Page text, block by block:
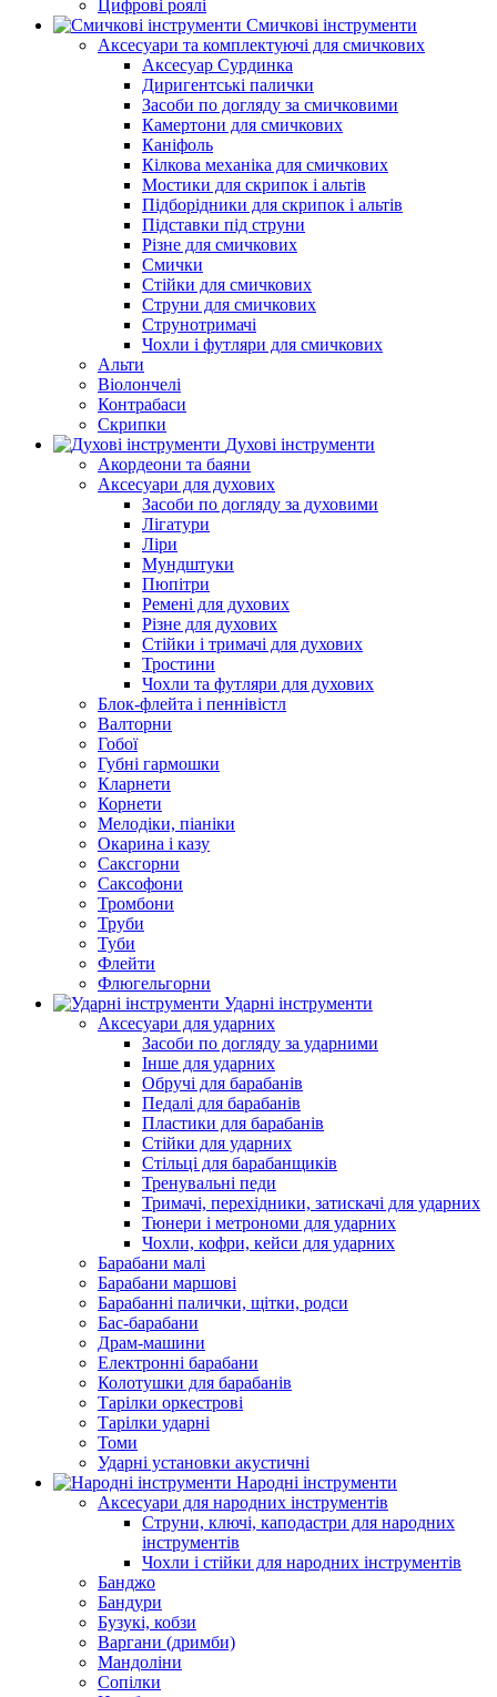
Цифрові роялі
Смичкові інструменти
Аксесуари та комплектуючі для смичкових
Аксесуар Сурдинка
Диригентські палички
Засоби по догляду за смичковими
Камертони для смичкових
Каніфоль
Кілкова механіка для смичкових
Мостики для скрипок і альтів
Підборiдники для скрипок і альтів
Підставки під струни
Різне для смичкових
Смички
Стійки для смичкових
Струни для смичкових
Струнотримачі
Чохли і футляри для смичкових
Альти
Віолончелі
Контрабаси
Скрипки
Духові інструменти
Акордеони та баяни
Аксесуари для духових
Засоби по догляду за духовими
Лігатури
Ліри
Мундштуки
Пюпітри
Ремені для духових
Різне для духових
Стійки і тримачі для духових
Тростини
Чохли та футляри для духових
Блок-флейта і пеннівістл
Валторни
Гобої
Губні гармошки
Кларнети
Корнети
Мелодіки, піаніки
Окарина і казу
Саксгорни
Саксофони
Тромбони
Труби
Туби
Флейти
Флюгельгорни
Ударні інструменти
Аксесуари для ударних
Засоби по догляду за ударними
Інше для ударних
Обручі для барабанів
Педалі для барабанів
Пластики для барабанів
Стійки для ударних
Стільці для барабанщиків
Тренувальні педи
Тримачі, перехідники, затискачі для ударних
Тюнери і метрономи для ударних
Чохли, кофри, кейси для ударних
Барабани малі
Барабани маршові
Барабанні палички, щітки, родси
Бас-барабани
Драм-машини
Електронні барабани
Колотушки для барабанів
Тарілки оркестрові
Тарілки ударні
Томи
Ударні установки акустичні
Народні інструменти
Аксесуари для народних інструментів
Струни, ключі, каподастри для народних
інструментів
Чохли і стійки для народних інструментів
Банджо
Бандури
Бузукі, кобзи
Варгани (дримби)
Мандоліни
Сопілки